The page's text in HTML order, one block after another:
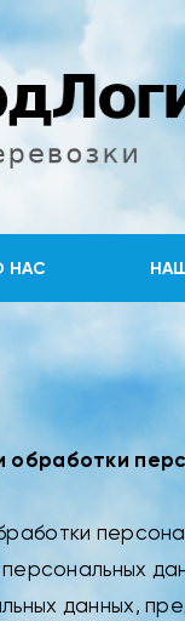
НАС
обработки
данных,